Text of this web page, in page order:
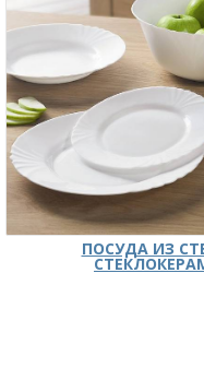
ПОСУДА ИЗ